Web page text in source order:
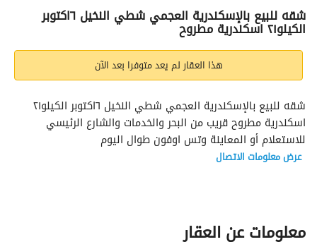
التفاصيل الاتجاهات والمؤشرات رهن عقاري
شقه للبيع بالإسكندرية العجمي شطي النخيل ٦اكتوبر
الكيلو٢١ اسكندرية مطروح
هذا العقار لم يعد متوفرا بعد الآن
للاستعلام أو المعاينة وتس اوفون طوال اليوم
عرض معلومات الاتصال
معلومات عن العقار